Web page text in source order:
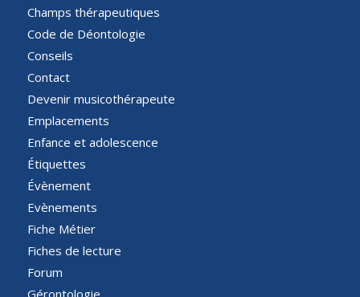
Champs thérapeutiques
Code de Déontologie
Conseils
Contact
Devenir musicothérapeute
Emplacements
Enfance et adolescence
Étiquettes
Évènement
Evènements
Fiche Métier
Fiches de lecture
Forum